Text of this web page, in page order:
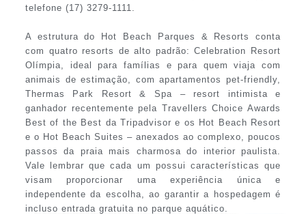
telefone (17) 3279-1111.
A estrutura do Hot Beach Parques & Resorts conta
com quatro resorts de alto padrão: Celebration Resort
Olímpia, ideal para famílias e para quem viaja com
animais de estimação, com apartamentos pet-friendly,
Thermas Park Resort & Spa – resort intimista e
ganhador recentemente pela Travellers Choice Awards
Best of the Best da Tripadvisor e os Hot Beach Resort
e o Hot Beach Suites – anexados ao complexo, poucos
passos da praia mais charmosa do interior paulista.
Vale lembrar que cada um possui características que
visam proporcionar uma experiência única e
independente da escolha, ao garantir a hospedagem é
incluso entrada gratuita no parque aquático.